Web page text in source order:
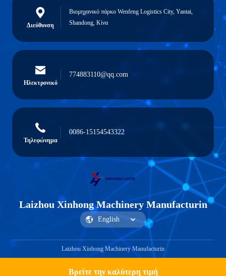
Βρείτε την καλύτερη τιμή
Διεύθυνση
Βιομηχανικό πάρκο Wenfeng Logistics City, Yantai,
Shandong, Κίνα
Ηλεκτρονικό
774883110@qq.com
Τηλεφώνημα
0086-15154543322
Laizhou Xinhong Machinery Manufacturin
Laizhou Xinhong Machinery Manufacturin
Get a Quote